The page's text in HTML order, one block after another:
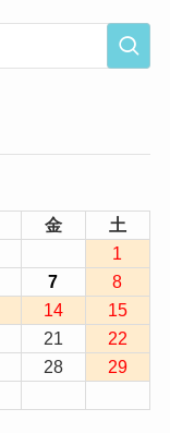
金
土
1
7
8
14
15
21
22
28
29